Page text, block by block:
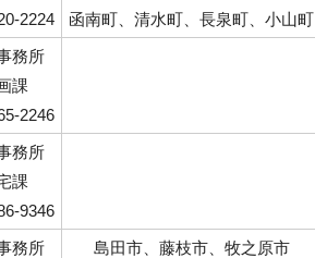
2224
函南町、清水町、長泉町、小山町
務所
課
2246
務所
課
9346
務所
島田市、藤枝市、牧之原市